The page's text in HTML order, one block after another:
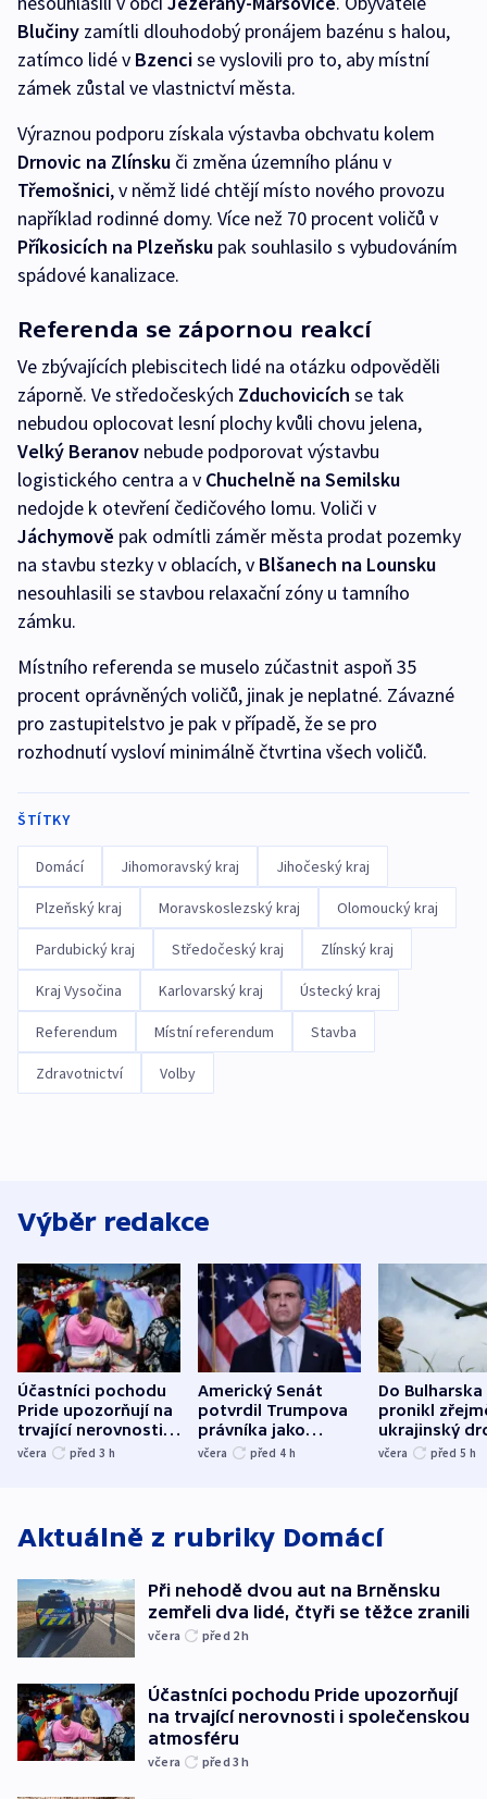
Blučiny zamítli dlouhodobý pronájem bazénu s halou,
zatímco lidé v Bzencise vyslovili pro to, aby místní
zámek zůstal ve vlastnictví města.
Výraznou podporu získala výstavba obchvatu kolem
Drnovic na Zlínsku či změna územního plánu v
Třemošnici, v němž lidé chtějí místo nového provozu
například rodinné domy. Více než 70 procent voličů v
Příkosicích na Plzeňsku pak souhlasilo s vybudováním
spádové kanalizace.
Referenda se zápornou reakcí
Ve zbývajících plebiscitech lidé na otázku odpověděli
záporně. Ve středočeských Zduchovicích se tak
nebudou oplocovat lesní plochy kvůli chovu jelena,
Velký Beranov nebude podporovat výstavbu
logistického centra a v Chuchelně na Semilsku
nedojde k otevření čedičového lomu. Voliči v
Jáchymově pak odmítli záměr města prodat pozemky
na stavbu stezky v oblacích, v Blšanech na Lounsku
nesouhlasili se stavbou relaxační zóny u tamního
zámku.
Místního referenda se muselo zúčastnit aspoň 35
procent oprávněných voličů, jinak je neplatné. Závazné
pro zastupitelstvo je pak v případě, že se pro
rozhodnutí vysloví minimálně čtvrtina všech voličů.
ŠTÍTKY
Domácí Jihomoravský kraj Jihočeský kraj
Plzeňský kraj Moravskoslezský kraj Olomoucký kraj
Pardubický kraj Středočeský kraj Zlínský kraj
Kraj Vysočina Karlovarský kraj Ústecký kraj
Referendum Místní referendum Stavba
Zdravotnictví Volby
Výběr redakce
Účastníci pochodu
Pride upozorňují na
trvající nerovnosti i
společenskou
včera před 3 h
Americký Senát
potvrdil Trumpova
právníka jako
ministra
včera před 4 h
Do Bulharska
pronikl
ukrajinský
explodoval
včera před 5 h
Aktuálně z rubriky Domácí
Při nehodě dvou aut na Brněnsku
zemřeli dva lidé, čtyři se těžce zranili
včera před 2h
Účastníci pochodu Pride upozorňují
na trvající nerovnosti i společenskou
atmosféru
včera před 3h